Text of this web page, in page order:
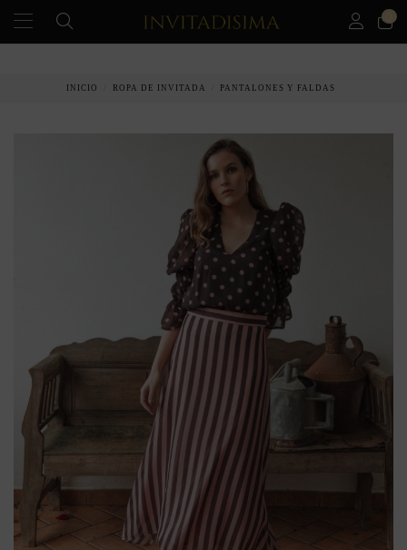
INICIO ROPA DE INVITADA PANTALONES Y FALDAS